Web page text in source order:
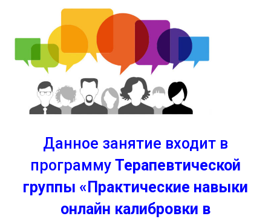
Данное занятие входит в
программу Терапевтической
группы «Практические навыки
онлайн калибровки в